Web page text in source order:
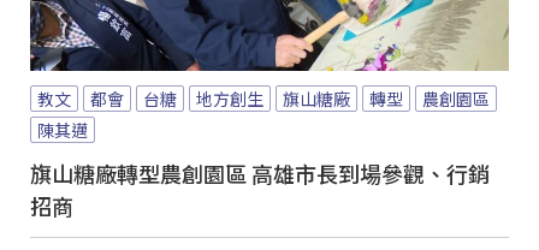
教文 都會 台糖 地方創生 旗山糖廠 轉型
農創園區
陳其邁
旗山糖廠轉型農創園區 高雄市長到場參觀、行銷
招商